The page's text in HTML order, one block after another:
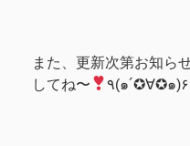
また、更新次第お知ら
してね〜
٩(๑´✪∀✪๑)۶